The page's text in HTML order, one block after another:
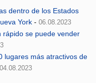
dentro de los Estados
York -06.08.2023
rápido se puede vender
lugares más atractivos de
04.08.2023